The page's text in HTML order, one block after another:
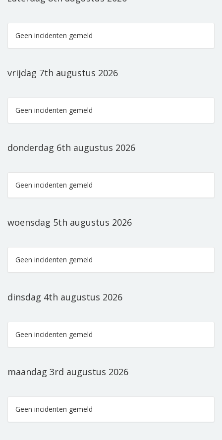
Geen incidenten gemeld
vrijdag 7th augustus 2026
Geen incidenten gemeld
donderdag 6th augustus 2026
Geen incidenten gemeld
woensdag 5th augustus 2026
Geen incidenten gemeld
dinsdag 4th augustus 2026
Geen incidenten gemeld
maandag 3rd augustus 2026
Geen incidenten gemeld